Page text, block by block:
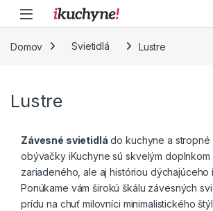
Skip to navigation
Skip to content
Domov Svietidlá Lustre
Lustre
Závesné svietidlá do kuchyne a stropné
obývačky iKuchyne sú skvelým
zariadeného, ale aj históriou dýchajúceho
Ponúkame vám širokú škálu závesných
prídu na chuť milovníci minimalistického